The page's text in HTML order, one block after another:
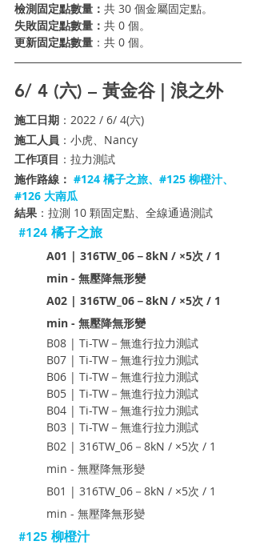
檢測固定點數量： 共 30 個金屬固定點。
失敗固定點數量： 共 0 個。
更新固定點數量 ： 共 0 個。
6/ 4 (六) – 黃金谷 | 浪之外
施工日期 ：2022 / 6/ 4(六)
施工人員 ：小虎、Nancy
工作項目 ：拉力測試
施作路線： #124 橘子之旅、#125 柳橙汁、
#126 大南瓜
結果 ：拉測 10 顆固定點、全線通過測試
#124 橘子之旅
A01 | 316TW_06－8kN / ×5次 / 1
min - 無壓降無形變
A02 | 316TW_06－8kN / ×5次 / 1
min - 無壓降無形變
B08 | Ti-TW－無進行拉力測試
B07 | Ti-TW－無進行拉力測試
B06 | Ti-TW－無進行拉力測試
B05 | Ti-TW－無進行拉力測試
B04 | Ti-TW－無進行拉力測試
B03 | Ti-TW－無進行拉力測試
B02 | 316TW_06－8kN / ×5次 / 1
min - 無壓降無形變
B01 | 316TW_06－8kN / ×5次 / 1
min - 無壓降無形變
#125 柳橙汁